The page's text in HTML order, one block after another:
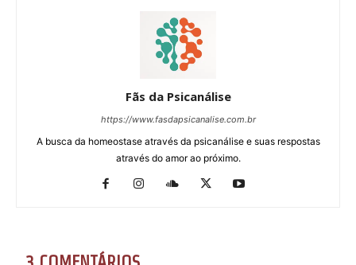
Fãs da Psicanálise
https://www.fasdapsicanalise.com.br
A busca da homeostase através da psicanálise e suas respostas
através do amor ao próximo.